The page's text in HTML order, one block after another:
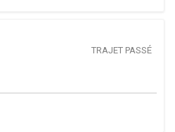
TRAJET PASSÉ